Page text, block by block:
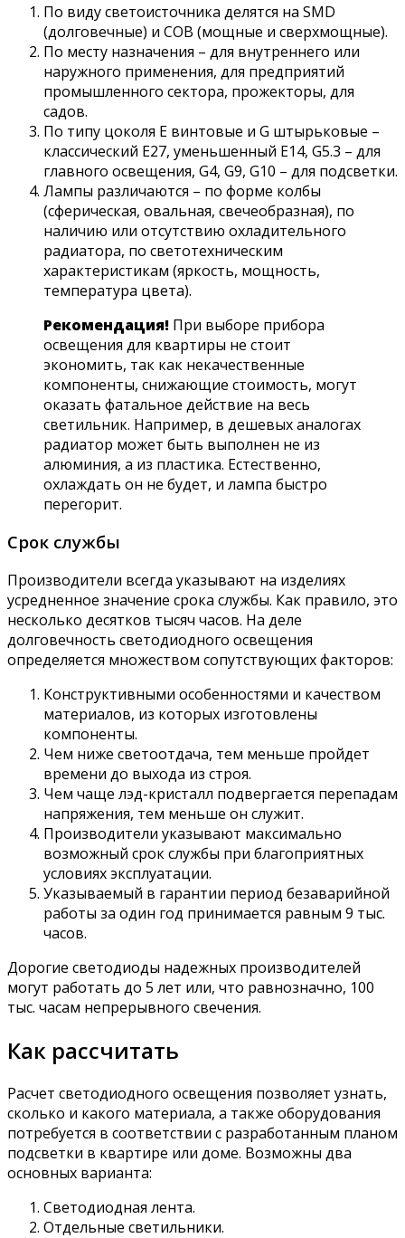
По виду светоисточника делятся на SMD
(долговечные) и COB (мощные и сверхмощные).
По месту назначения – для внутреннего или
наружного применения, для предприятий
промышленного сектора, прожекторы, для
садов.
По типу цоколя Е винтовые и G штырьковые –
классический Е27, уменьшенный Е14, G5.3 – для
главного освещения, G4, G9, G10 – для подсветки.
Лампы различаются – по форме колбы
(сферическая, овальная, свечеобразная), по
наличию или отсутствию охладительного
радиатора, по светотехническим
характеристикам (яркость, мощность,
температура цвета).
Рекомендация! При выборе прибора
освещения для квартиры не стоит
экономить, так как некачественные
компоненты, снижающие стоимость, могут
оказать фатальное действие на весь
светильник. Например, в дешевых аналогах
радиатор может быть выполнен не из
алюминия, а из пластика. Естественно,
охлаждать он не будет, и лампа быстро
перегорит.
Срок службы
Производители всегда указывают на изделиях
усредненное значение срока службы. Как правило, это
несколько десятков тысяч часов. На деле
долговечность светодиодного освещения
определяется множеством сопутствующих факторов:
Конструктивными особенностями и качеством
материалов, из которых изготовлены
компоненты.
Чем ниже светоотдача, тем меньше пройдет
времени до выхода из строя.
Чем чаще лэд-кристалл подвергается перепадам
напряжения, тем меньше он служит.
Производители указывают максимально
возможный срок службы при благоприятных
условиях эксплуатации.
Указываемый в гарантии период безаварийной
работы за один год принимается равным 9 тыс.
часов.
Дорогие светодиоды надежных производителей
могут работать до 5 лет или, что равнозначно, 100
тыс. часам непрерывного свечения.
Как рассчитать
Расчет светодиодного освещения позволяет узнать,
сколько и какого материала, а также оборудования
потребуется в соответствии с разработанным планом
подсветки в квартире или доме. Возможны два
основных варианта:
Светодиодная лента.
Отдельные светильники.